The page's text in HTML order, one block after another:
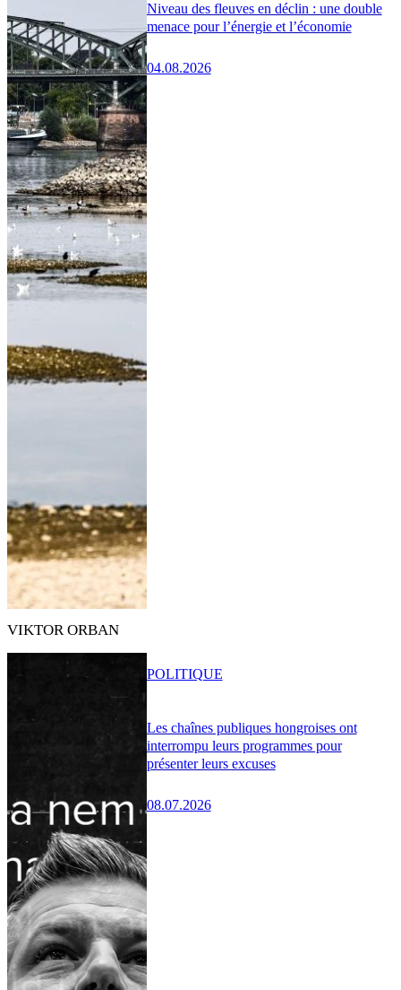
Niveau des fleuves en déclin : une double
menace pour l’énergie et l’économie
04.08.2026
VIKTOR ORBAN
Les chaînes publiques hongroises ont
interrompu leurs programmes pour
présenter leurs excuses
08.07.2026
POLITIQUE